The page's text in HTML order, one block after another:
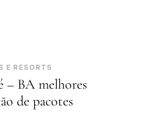
E RESORTS
– BA melhores
de pacotes